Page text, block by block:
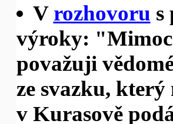
V rozhovoru s
výroky:
považuji
ze svazku,
v Kurasově